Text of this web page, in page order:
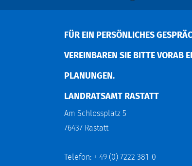
FÜR EIN PERSÖNLICHES
EREINBAREN SIE BITTE VORAB
LANUNGEN.
LANDRATSAMT RASTATT
Am Schlossplatz 5
76437 Rastatt
Telefon: + 49 (0) 7222 381-0